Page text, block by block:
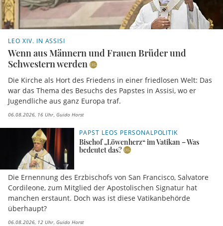
LEO XIV. IN ASSISI
Wenn aus Männern und Frauen Brüder und
Schwestern werden
Die Kirche als Hort des Friedens in einer friedlosen Welt: Das
war das Thema des Besuchs des Papstes in Assisi, wo er
Jugendliche aus ganz Europa traf.
06.08.2026, 16 Uhr Guido Horst
PAPST LEOS PERSONALPOLITIK
Bischof „Löwenherz“ im Vatikan – Was
bedeutet das?
Die Ernennung des Erzbischofs von San Francisco, Salvatore
Cordileone, zum Mitglied der Apostolischen Signatur hat
manchen erstaunt. Doch was ist diese Vatikanbehörde
überhaupt?
06.08.2026, 12 Uhr Guido Horst